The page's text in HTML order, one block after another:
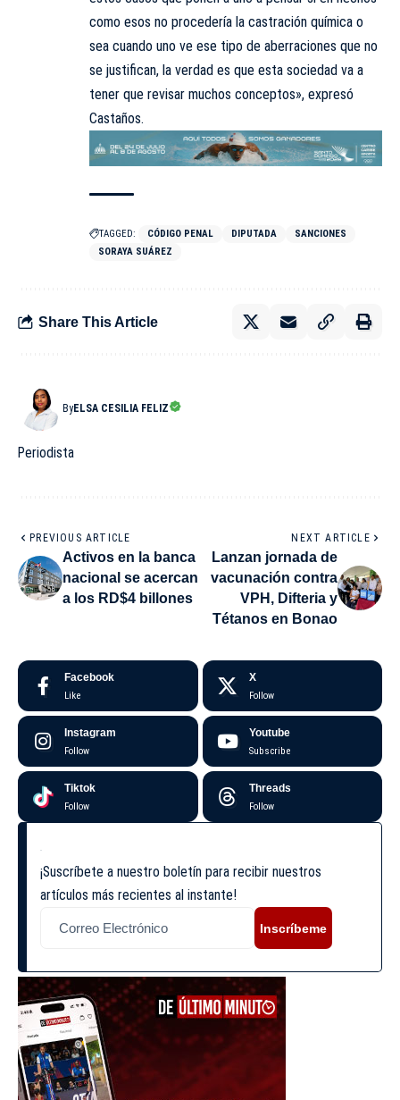
como esos no procedería la castración química o
sea cuando uno ve ese tipo de aberraciones que no
se justifican, la verdad es que esta sociedad va a
tener que revisar muchos conceptos», expresó
Castaños.
TAGGED: CÓDIGO PENAL DIPUTADA
SANCIONES
SORAYA SUÁREZ
Share This Article
ByELSA CESILIA FELIZ
Periodista
PREVIOUS ARTICLE
Activos en la banca
nacional se acercan
a los RD$4 billones
NEXT ARTICLE
Lanzan jornada de
vacunación contra
VPH, Difteria y
Tétanos en Bonao
Facebook
Like
X
Follow
Instagram
Follow
Youtube
Subscribe
Tiktok
Follow
Threads
Follow
¡Suscríbete a nuestro boletín para recibir nuestros
artículos más recientes al instante!
Inscríbeme